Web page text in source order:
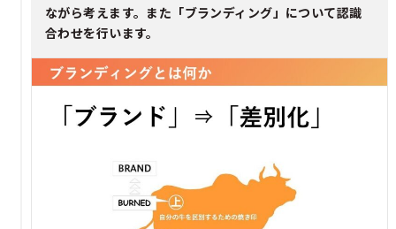
ながら考えます。また「ブランディング」について認識
合わせを行います。